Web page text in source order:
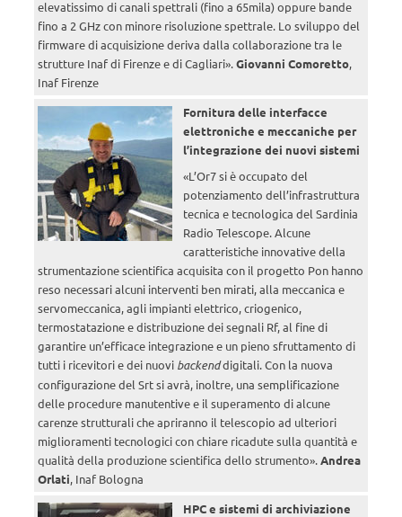
elevatissimo di canali spettrali (fino a 65mila) oppure bande
fino a 2 GHz con minore risoluzione spettrale. Lo sviluppo del
firmware di acquisizione deriva dalla collaborazione tra le
strutture Inaf di Firenze e di Cagliari».Giovanni Comoretto,
Inaf Firenze
Fornitura delle interfacce
elettroniche e meccaniche per
l’integrazione dei nuovi sistemi
«L’Or7 si è occupato del
potenziamento dell’infrastruttura
tecnica e tecnologica del Sardinia
Radio Telescope. Alcune
caratteristiche innovative della
strumentazione scientifica acquisita con il progetto Pon hanno
reso necessari alcuni interventi ben mirati, alla meccanica e
servomeccanica, agli impianti elettrico, criogenico,
termostatazione e distribuzione dei segnali Rf, al fine di
garantire un’efficace integrazione e un pieno sfruttamento di
tutti i ricevitori e dei nuovi backenddigitali. Con la nuova
configurazione del Srt si avrà, inoltre, una semplificazione
delle procedure manutentive e il superamento di alcune
carenze strutturali che apriranno il telescopio ad ulteriori
miglioramenti tecnologici con chiare ricadute sulla quantità e
qualità della produzione scientifica dello strumento».Andrea
Orlati, Inaf Bologna
HPC e sistemi di archiviazione